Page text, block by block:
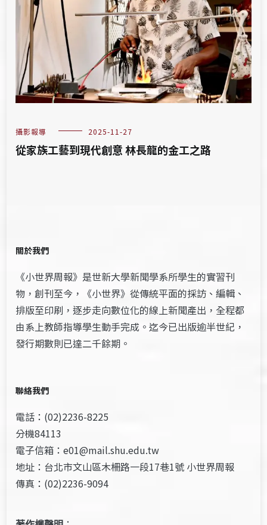
攝影報導 2025-11-27
從家族工藝到現代創意 林長龍的金工之路
關於我們
《小世界周報》是世新大學新聞學系所學生的實習刊
物，創刊至今，《小世界》從傳統平面的採訪、編輯、
排版至印刷，逐步走向數位化的線上新聞產出，全程都
由系上教師指導學生動手完成。迄今已出版逾半世紀，
發行期數則已達二千餘期。
聯絡我們
電話：(02)2236-8225
分機84113
電子信箱：e01@mail.shu.edu.tw
地址：台北市文山區木柵路一段17巷1號 小世界周報
傳真：(02)2236-9094